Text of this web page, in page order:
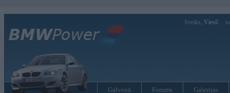
Sveiks, Viesi!
Galvenā Forums Galerijas